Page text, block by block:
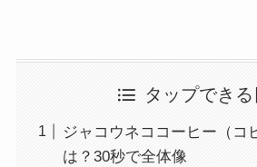
タップできる
ジャコウネココーヒー（コ
は？30秒で全体像